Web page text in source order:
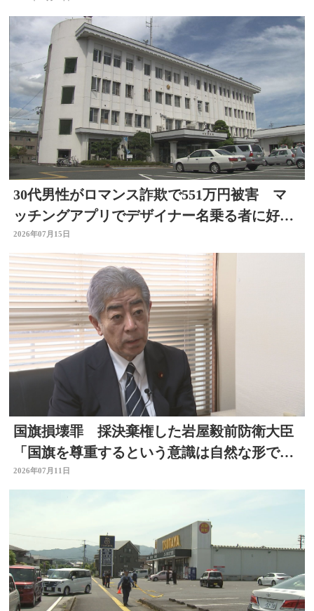
30代男性がロマンス詐欺で551万円被害 マ
ッチングアプリでデザイナー名乗る者に好意
抱く 大分
2026年07月15日
国旗損壊罪 採決棄権した岩屋毅前防衛大臣
「国旗を尊重するという意識は自然な形で育
まれるべきもの」大分
2026年07月11日